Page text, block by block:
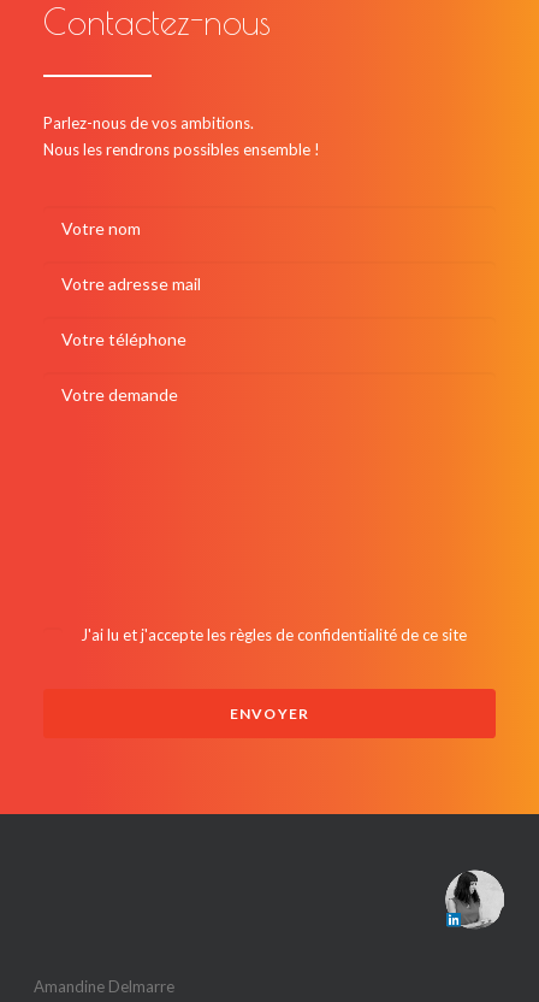
Contactez-nous
Parlez-nous de vos ambitions.
Nous les rendrons possibles ensemble !
J'ai lu et j'accepte lesrègles de confidentialité de ce site
Amandine Delmarre